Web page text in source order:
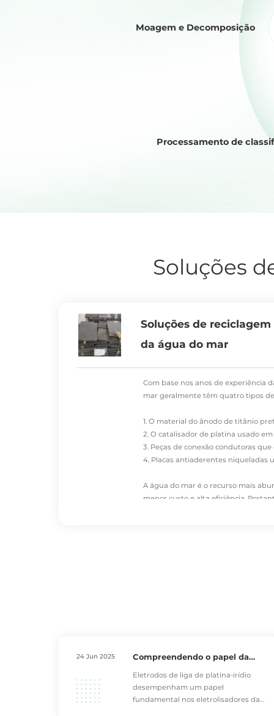
Processamento de
Moagem e Decomposição
Soluções
Soluções de
da água do mar
Com base nos anos de experiência
mar geralmente têm quatro tipos
1. O materialdo ânodo de titânio
2. O catalisador de platina usado
3. Peças de conexão condutoras
4. Placas antiaderentes niqueladas
A água do mar é o recurso mais
menor custo e alta eficiência.
24 Jun 2025
Compreendendo o papel da
indústria
Eletrodos de liga de platina-irídio
desempenham um papel
fundamental nos eletrolisadores da